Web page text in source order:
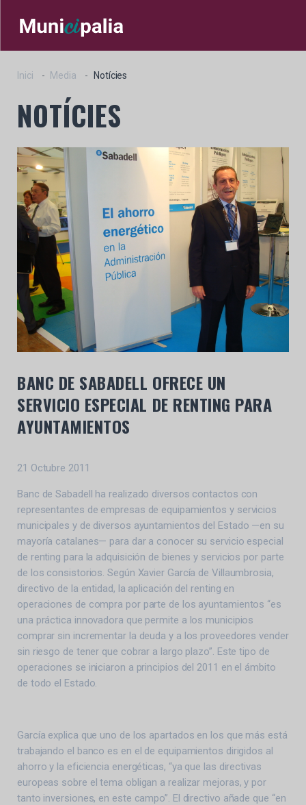
Inici Media Notícies
NOTÍCIES
BANC DE SABADELL OFRECE UN
SERVICIO ESPECIAL DE RENTING PARA
AYUNTAMIENTOS
21 Octubre 2011
Banc de Sabadell ha realizado diversos contactos con
representantes de empresas de equipamientos y servicios
municipales y de diversos ayuntamientos del Estado —en su
mayoría catalanes— para dar a conocer su servicio especial
de renting para la adquisición de bienes y servicios por parte
de los consistorios. Según Xavier García de Villaumbrosia,
directivo de la entidad, la aplicación del renting en
operaciones de compra por parte de los ayuntamientos “es
una práctica innovadora que permite a los municipios
comprar sin incrementar la deuda y a los proveedores vender
sin riesgo de tener que cobrar a largo plazo”. Este tipo de
operaciones se iniciaron a principios del 2011 en el ámbito
de todo el Estado.
García explica que uno de los apartados en los que más está
trabajando el banco es en el de equipamientos dirigidos al
ahorro y la eficiencia energéticas, “ya que las directivas
europeas sobre el tema obligan a realizar mejoras, y por
tanto inversiones, en este campo”. El directivo añade que “en